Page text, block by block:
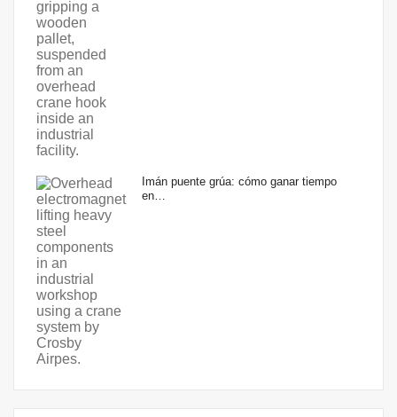
Imán puente grúa: cómo ganar tiempo
en…